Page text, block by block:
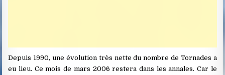
Depuis 1990, une évolution très nette du nombre de Tornades a
eu lieu. Ce mois de mars 2006 restera dans les annales. Car le